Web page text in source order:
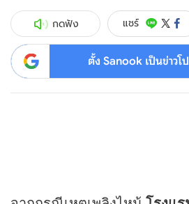
กดฟัง แชร์
ตั้ง Sanook เป็นข่าว